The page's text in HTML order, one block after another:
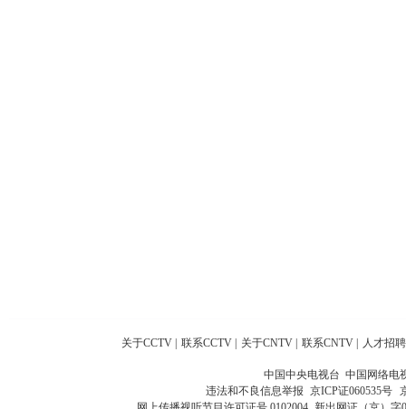
关于CCTV 联系CCTV 关于CNTV 联系CNTV 人才招聘
中国中央电视台 中国网络电
违法和不良信息举报 京ICP证060535号